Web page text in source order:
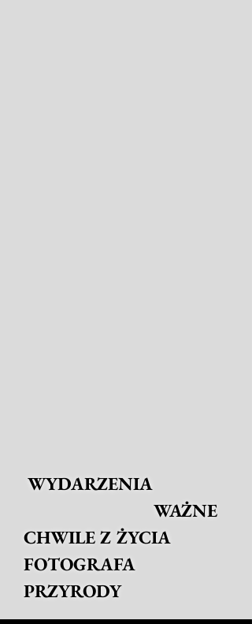
WYDARZENIA
WAŻNE
CHWILE Z ŻYCIA
FOTOGRAFA
PRZYRODY